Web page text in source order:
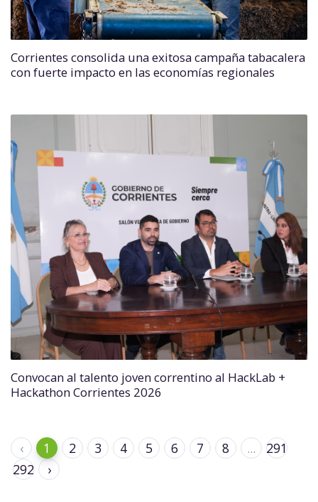
Corrientes consolida una exitosa campaña tabacalera
con fuerte impacto en las economías regionales
Convocan al talento joven correntino al HackLab +
Hackathon Corrientes 2026
‹ 1 2 3 4 5 6 7 8 ...
291
292
›